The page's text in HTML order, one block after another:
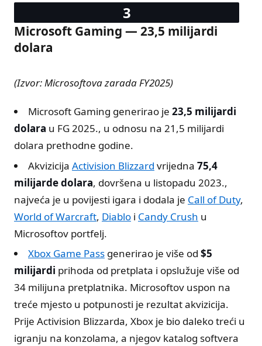
Microsoft Gaming — 23,5 milijardi
dolara
(Izvor: Microsoftova zarada FY2025)
Microsoft Gaming generirao je 23,5 milijardi
dolara u FG 2025., u odnosu na 21,5 milijardi
dolara prethodne godine.
Akvizicija Activision Blizzard vrijedna 75,4
milijarde dolara, dovršena u listopadu 2023.,
najveća je u povijesti igara i dodala je Call of Duty,
World of Warcraft, Diablo i Candy Crush u
Microsoftov portfelj.
Xbox Game Pass generirao je više od $5
milijardi prihoda od pretplata i opslužuje više od
34 milijuna pretplatnika. Microsoftov uspon na
treće mjesto u potpunosti je rezultat akvizicija.
Prije Activision Blizzarda, Xbox je bio daleko treći u
igranju na konzolama, a njegov katalog softvera